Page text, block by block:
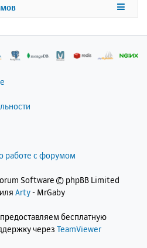
работе с форумом
Software © phpBB Limited
Arty- MrGaby
, предоставляем бесплатную
через TeamViewer